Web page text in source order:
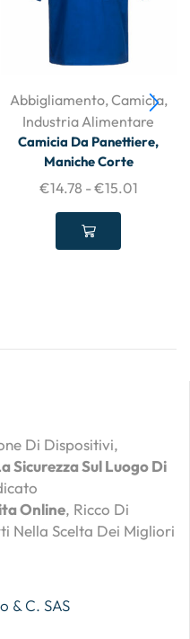
Abbigliamento,Camicia,
Industria Alimentare
Camicia Da Panettiere,
Maniche Corte
€14.78 -€15.01
Di Dispositivi,
Sicurezza Sul Luogo Di
Online, Ricco Di
Nella Scelta Dei Migliori
& C. SAS